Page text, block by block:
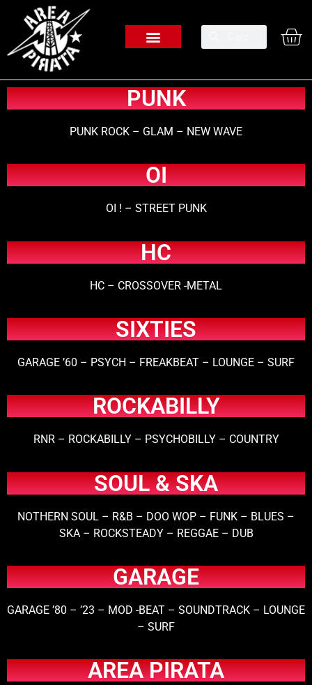
PUNK
PUNK ROCK – GLAM – NEW WAVE
OI
OI ! – STREET PUNK
HC
HC – CROSSOVER -METAL
SIXTIES
GARAGE ’60 – PSYCH – FREAKBEAT – LOUNGE – SURF
ROCKABILLY
RNR – ROCKABILLY – PSYCHOBILLY – COUNTRY
SOUL & SKA
NOTHERN SOUL – R&B – DOO WOP – FUNK – BLUES –
SKA – ROCKSTEADY – REGGAE – DUB
GARAGE
GARAGE ’80 – ’23 – MOD -BEAT – SOUNDTRACK – LOUNGE
– SURF
AREA PIRATA